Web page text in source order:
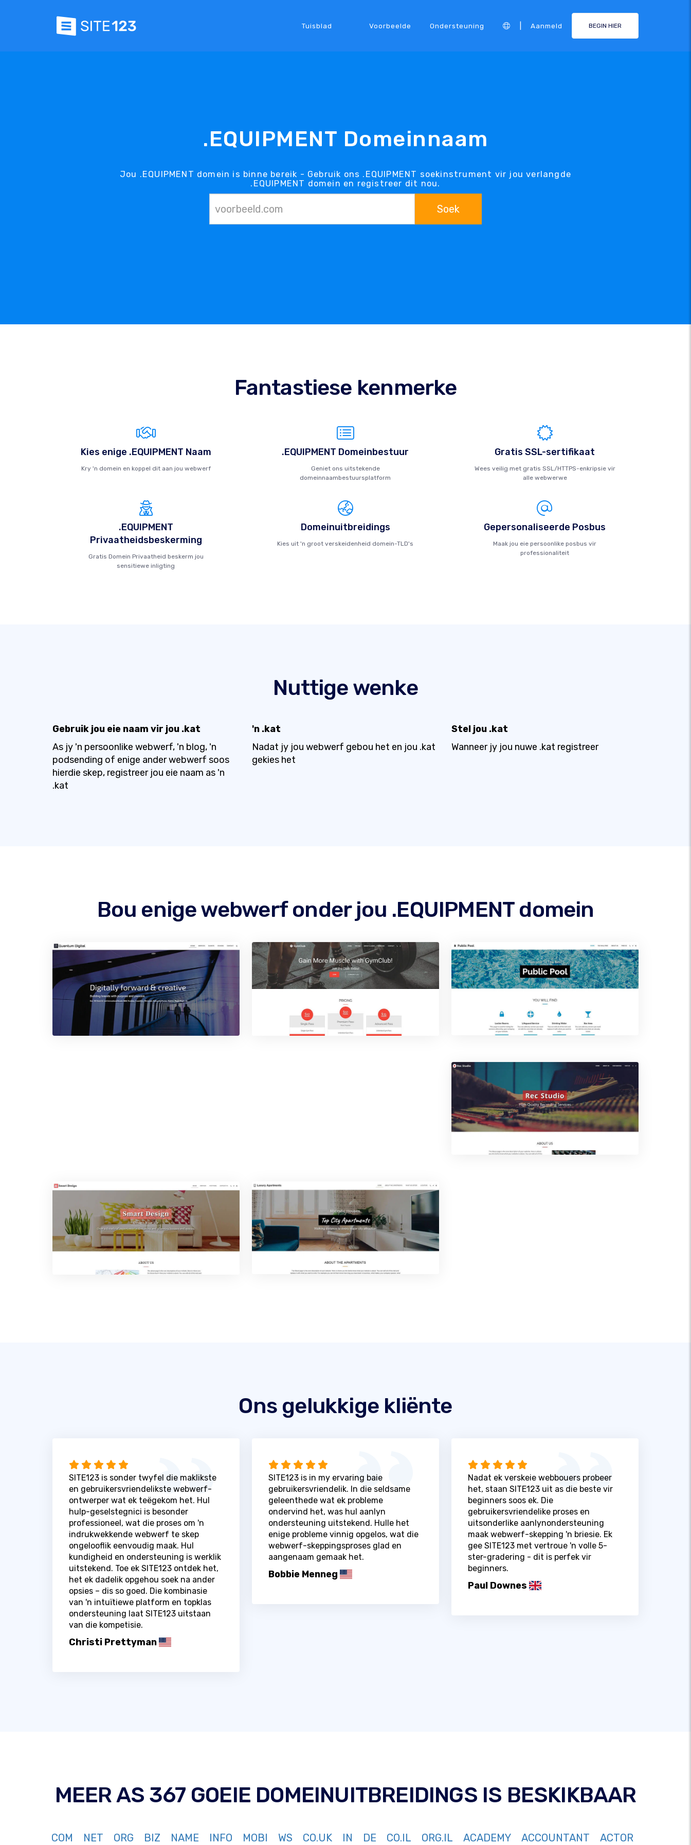
Tuisblad Voorbeelde Ondersteuning Aanmeld BEGIN HIER
.EQUIPMENT Domeinnaam
Jou .EQUIPMENT domein is binne bereik - Gebruik ons .EQUIPMENT soekinstrument vir jou verlangde
.EQUIPMENT domein en registreer dit nou.
Soek
Fantastiese kenmerke
Kies enige .EQUIPMENT Naam
Kry 'n domein en koppel dit aan jou webwerf
.EQUIPMENT Domeinbestuur
Geniet ons uitstekende
domeinnaambestuursplatform
Gratis SSL-sertifikaat
Wees veilig met gratis SSL/HTTPS-enkripsie vir
alle webwerwe
.EQUIPMENT
Privaatheidsbeskerming
Gratis Domein Privaatheid beskerm jou
sensitiewe inligting
Domeinuitbreidings
Kies uit 'n groot verskeidenheid domein-TLD's
Gepersonaliseerde Posbus
Maak jou eie persoonlike posbus vir
professionaliteit
Nuttige wenke
Gebruik jou eie naam vir jou .kat
As jy 'n persoonlike webwerf, 'n blog, 'n
podsending of enige ander webwerf soos
hierdie skep, registreer jou eie naam as 'n
.kat
'n .kat
Nadat jy jou webwerf gebou het en jou .kat
gekies het
Stel jou .kat
Wanneer jy jou nuwe .kat registreer
Bou enige webwerf onder jou .EQUIPMENT domein
Ons gelukkige kliënte
SITE123 is sonder twyfel die maklikste
en gebruikersvriendelikste webwerf-
ontwerper wat ek teëgekom het. Hul
hulp-geselstegnici is besonder
professioneel, wat die proses om 'n
indrukwekkende webwerf te skep
ongelooflik eenvoudig maak. Hul
kundigheid en ondersteuning is werklik
uitstekend. Toe ek SITE123 ontdek het,
het ek dadelik opgehou soek na ander
opsies – dis so goed. Die kombinasie
van 'n intuïtiewe platform en topklas
ondersteuning laat SITE123 uitstaan ​​
van die kompetisie.
Christi Prettyman
SITE123 is in my ervaring baie
gebruikersvriendelik. In die seldsame
geleenthede wat ek probleme
ondervind het, was hul aanlyn
ondersteuning uitstekend. Hulle het
enige probleme vinnig opgelos, wat die
webwerf-skeppingsproses glad en
aangenaam gemaak het.
Bobbie Menneg
Nadat ek verskeie webbouers probeer
het, staan ​​SITE123 uit as die beste vir
beginners soos ek. Die
gebruikersvriendelike proses en
uitsonderlike aanlynondersteuning
maak webwerf-skepping 'n briesie. Ek
gee SITE123 met vertroue 'n volle 5-
ster-gradering - dit is perfek vir
beginners.
Paul Downes
MEER AS 367 GOEIE DOMEINUITBREIDINGS IS BESKIKBAAR
COM NET ORG BIZ NAME INFO MOBI WS CO.UK IN DE CO.IL ORG.IL ACADEMY ACCOUNTANT ACTOR